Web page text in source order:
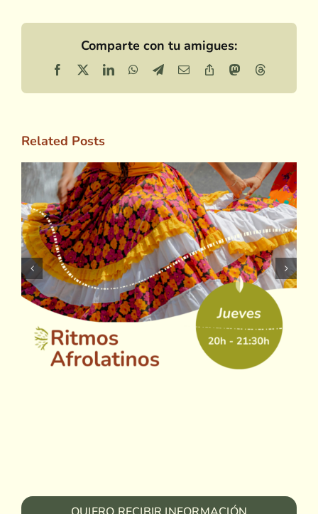
Comparte con tu amigues:
Facebook LinkedInWhatsApp
TelegramEmail Copy Mastodon
Related Posts
Movimiento creativo